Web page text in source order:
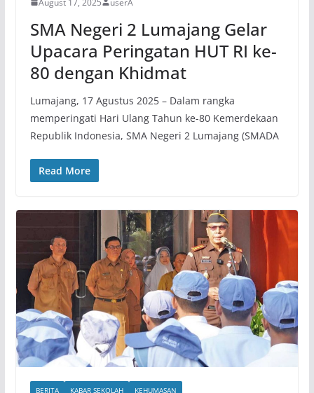
SMA Negeri 2 Lumajang Gelar
Upacara Peringatan HUT RI ke-
80 dengan Khidmat
Lumajang, 17 Agustus 2025 – Dalam rangka
memperingati Hari Ulang Tahun ke-80 Kemerdekaan
Republik Indonesia, SMA Negeri 2 Lumajang (SMADA
Read More
BERITA KABAR SEKOLAH KEHUMASAN